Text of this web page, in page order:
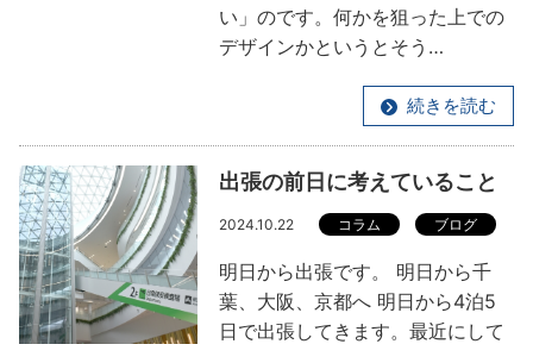
い」のです。何かを狙った上での
デザインかというとそう…
続きを読む
出張の前日に考えていること
2024.10.22 コラム ブログ
明日から出張です。 明日から千
葉、大阪、京都へ 明日から4泊5
日で出張してきます。最近にして